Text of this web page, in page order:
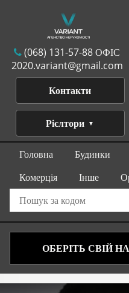
(068) 131-57-88 ОФІС
2020.variant@gmail.com
Контакти
Рієлтори
Головна Будинки
Комерція
Інше
ОБЕРІТЬ СВІЙ